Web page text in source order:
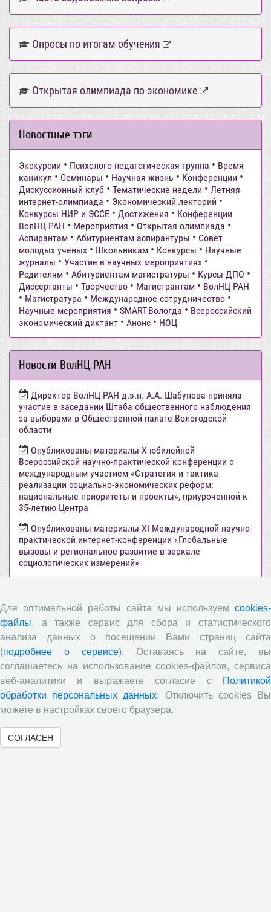
Опросы по итогам обучения
Открытая олимпиада по экономике
Новостные тэги
Экскурсии • Психолого-педагогическая группа • Время
каникул • Семинары • Научная жизнь • Конференции •
Дискуссионный клуб • Тематические недели • Летняя
интернет-олимпиада • Экономический лекторий •
Конкурсы НИР и ЭССЕ • Достижения • Конференции
ВолНЦ РАН • Мероприятия • Открытая олимпиада •
Аспирантам • Абитуриентам аспирантуры • Совет
молодых ученых • Школьникам • Конкурсы • Научные
журналы • Участие в научных мероприятиях •
Родителям • Абитуриентам магистратуры • Курсы ДПО •
Диссертанты • Творчество • Магистрантам • ВолНЦ РАН
• Магистратура • Международное сотрудничество •
Научные мероприятия • SMART-Вологда • Всероссийский
экономический диктант • Анонс • НОЦ
Новости ВолНЦ РАН
Директор ВолНЦ РАН д.э.н. А.А. Шабунова приняла
участие в заседании Штаба общественного наблюдения
за выборами в Общественной палате Вологодской
области
Опубликованы материалы X юбилейной
Всероссийской научно-практической конференции с
международным участием «Стратегия и тактика
реализации социально-экономических реформ:
национальные приоритеты и проекты», приуроченной к
35-летию Центра
Опубликованы материалы XI Международной научно-
практической интернет-конференции «Глобальные
вызовы и региональное развитие в зеркале
социологических измерений»
государственного управления в оценках населения»,
посвященный результатам социологического опроса
жителей Вологодской области в июне 2026 года
Развитие академической науки в регионе: круглый
стол с участием представителей Санкт‑Петербурга и
Вологодской области
Все сообщения »
Объявления
Для оптимальной работы сайта мы используем cookies-
файлы, а также сервис для сбора и статистического
анализа данных о посещении Вами страниц сайта
(подробнее о сервисе). Оставаясь на сайте, вы
соглашаетесь на использование cookies-файлов, сервиса
веб-аналитики и выражаете согласие с
Политикой
обработки персональных данных. Отключить cookies Вы
можете в настройках своего браузера.
СОГЛАСЕН